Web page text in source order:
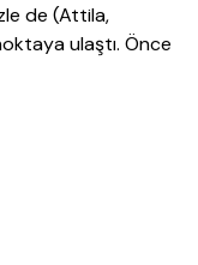
de (Attila,
ulaştı. Önce